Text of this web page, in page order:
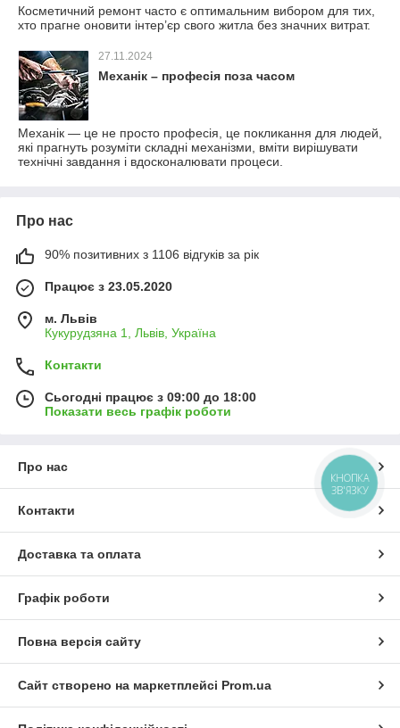
Косметичний ремонт часто є оптимальним вибором для тих,
хто прагне оновити інтер’єр свого житла без значних витрат.
27.11.2024
Механік – професія поза часом
Механік — це не просто професія, це покликання для людей,
які прагнуть розуміти складні механізми, вміти вирішувати
технічні завдання і вдосконалювати процеси.
Про нас
90% позитивних з 1106 відгуків за рік
Працює з 23.05.2020
м. Львів
Кукурудзяна 1, Львів, Україна
Контакти
Сьогодні працює з 09:00 до 18:00
Показати весь графік роботи
Про нас
Контакти
Доставка та оплата
Графік роботи
Повна версія сайту
Сайт створено на маркетплейсі Prom.ua
КНОПКА
ЗВ'ЯЗКУ